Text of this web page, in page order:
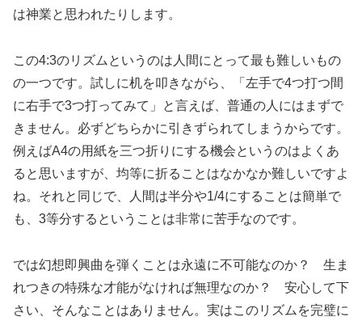
は神業と思われたりします。
この4:3のリズムというのは人間にとって最も難しいもの
の一つです。試しに机を叩きながら、「左手で4つ打つ間
に右手で3つ打ってみて」と言えば、普通の人にはまずで
きません。必ずどちらかに引きずられてしまうからです。
例えばA4の用紙を三つ折りにする機会というのはよくあ
ると思いますが、均等に折ることはなかなか難しいですよ
ね。それと同じで、人間は半分や1/4にすることは簡単で
も、3等分するということは非常に苦手なのです。
では幻想即興曲を弾くことは永遠に不可能なのか？ 生ま
れつきの特殊な才能がなければ無理なのか？ 安心して下
さい、そんなことはありません。実はこのリズムを完璧に